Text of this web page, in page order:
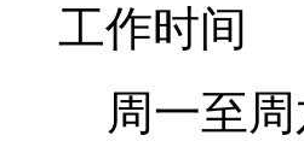
工作时间
周一至